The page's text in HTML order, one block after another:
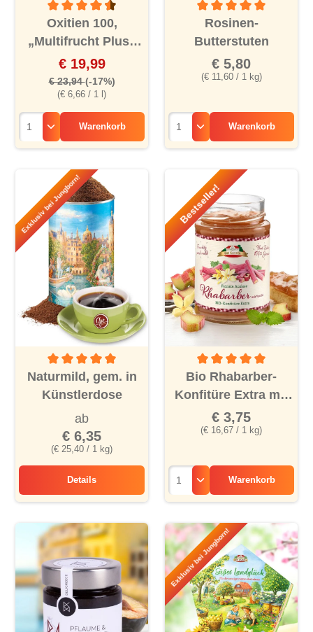
Durchschnittliche Bewertung von 4.5 von 5 Sternen
Oxitien 100,
„Multifrucht Plus“
Bio-Saft, 6er
(€ 6,66 / 1 l)
€ 19,99
€ 23,94(-17%)
Warenkorb
Durchschnittliche
Rosinen-
Butterstuten
(€ 11,60 / 1 kg)
€ 5,80
Warenkorb
Exklusiv bei Jungborn!
Durchschnittliche Bewertung von 5 von 5 Sternen
Naturmild, gem. in
Künstlerdose
(€ 25,40 / 1 kg)
ab
€ 6,35
Details
Naturmild, gem. in Künstlerdose
Bestseller!
Durchschnittliche
Bio Rhabarber-
Konfitüre Extra mit
Vanille
(€ 16,67 / 1 kg)
€ 3,75
Warenkorb
Exklusiv bei Jungborn!